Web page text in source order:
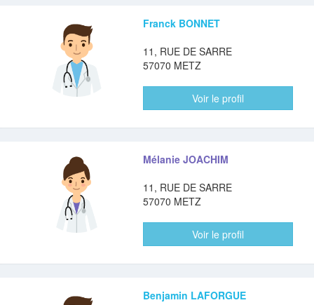
Franck BONNET
11, RUE DE SARRE
57070 METZ
Voir le profil
Mélanie JOACHIM
11, RUE DE SARRE
57070 METZ
Voir le profil
Benjamin LAFORGUE